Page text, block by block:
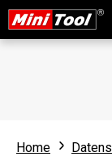
Home